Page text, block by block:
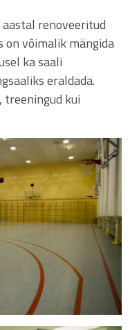
renoveeritud
on võimalik mängida
ka saali
eraldada.
treeningud kui